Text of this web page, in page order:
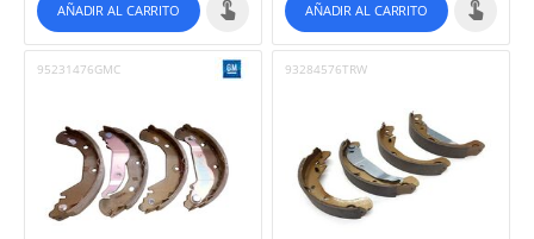
AÑADIR AL CARRITO AÑADIR AL CARRITO
95231476GMC 93284576TRW